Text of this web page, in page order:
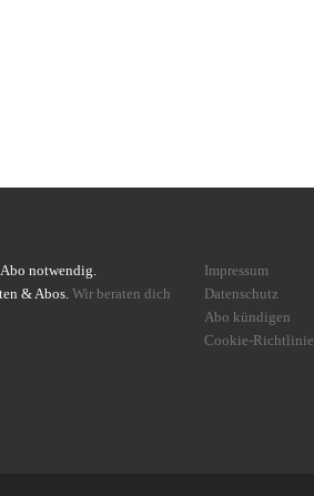
notwendig.
& Abos. Wir beraten dich
Impressum
Datenschutz
Abo kündigen
Cookie-Richtlinie